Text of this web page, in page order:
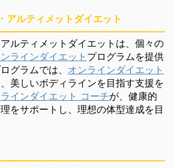
アルティメットダイエット
ルティメットダイエットは、個々の
ラインダイエット プログラムを提供
グラムでは、 オンラインダイエット
美しいボディラインを目指す支援を
インダイエット コーチが、健康的
をサポートし、理想の体型達成を目